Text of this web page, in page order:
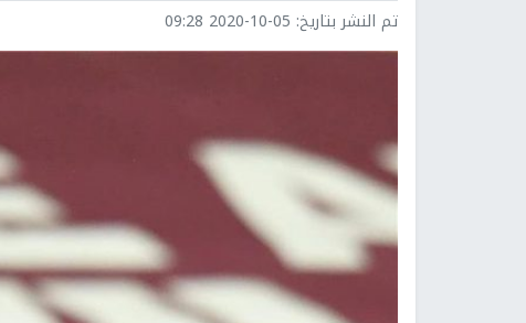
تم النشر بتاريخ: 2020-10-05 09:28